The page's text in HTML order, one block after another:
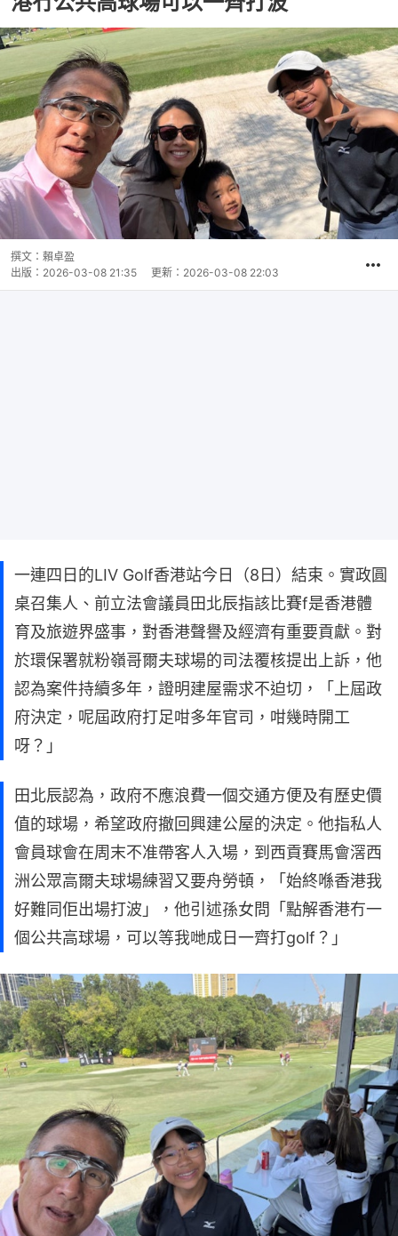
撰文： 賴卓盈
出版： 2026-03-08 21:35 更新： 2026-03-08 22:03
一連四日的LIV Golf香港站今日（8日）結束。實政圓
桌召集人、前立法會議員田北辰指該比賽f是香港體
育及旅遊界盛事，對香港聲譽及經濟有重要貢獻。對
於環保署就粉嶺哥爾夫球場的司法覆核提出上訴，他
認為案件持續多年，證明建屋需求不迫切，「上屆政
府決定，呢屆政府打足咁多年官司，咁幾時開工
呀？」
田北辰認為，政府不應浪費一個交通方便及有歷史價
值的球場，希望政府撤回興建公屋的決定。他指私人
會員球會在周末不准帶客人入場，到西貢賽馬會滘西
洲公眾高爾夫球場練習又要舟勞頓，「始終喺香港我
好難同佢出場打波」，他引述孫女問「點解香港冇一
個公共高球場，可以等我哋成日一齊打golf？」